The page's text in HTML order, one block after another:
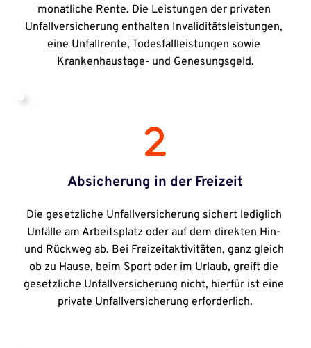
monatliche Rente. Die Leistungen der privaten
Unfallversicherung enthalten Invaliditätsleistungen,
eine Unfallrente, Todesfallleistungen sowie
Krankenhaustage- und Genesungsgeld.
Absicherung in der Freizeit
Die gesetzliche Unfallversicherung sichert lediglich
Unfälle am Arbeitsplatz oder auf dem direkten Hin-
und Rückweg ab. Bei Freizeitaktivitäten, ganz gleich
ob zu Hause, beim Sport oder im Urlaub, greift die
gesetzliche Unfallversicherung nicht, hierfür ist eine
private Unfallversicherung erforderlich.